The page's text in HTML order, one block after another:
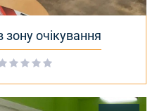
очікування